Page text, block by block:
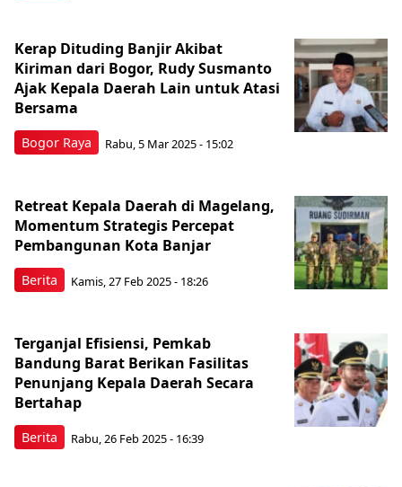
Bogor Raya
Kerap Dituding Banjir Akibat
Kiriman dari Bogor, Rudy Susmanto
Ajak Kepala Daerah Lain untuk Atasi
Bersama
Rabu, 5 Mar 2025 - 15:02
Berita
Retreat Kepala Daerah di Magelang,
Momentum Strategis Percepat
Pembangunan Kota Banjar
Kamis, 27 Feb 2025 - 18:26
Berita
Terganjal Efisiensi, Pemkab
Bandung Barat Berikan Fasilitas
Penunjang Kepala Daerah Secara
Bertahap
Rabu, 26 Feb 2025 - 16:39